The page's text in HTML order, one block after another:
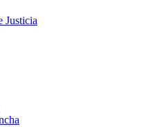
Justicia